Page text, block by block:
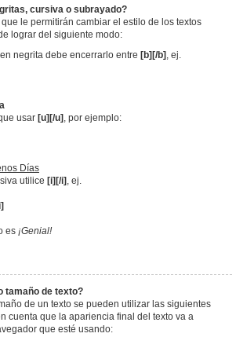
cursiva o subrayado?
le permitirán cambiar el estilo de los textos
lograr del siguiente modo:
negrita debe encerrarlo entre [b][/b] , ej.
usar [u][/u] , por ejemplo:
Días
utilice [i][/i] , ej.
es ¡Genial!
tamaño de texto?
de un texto se pueden utilizar las siguientes
cuenta que la apariencia final del texto va a
que esté usando: